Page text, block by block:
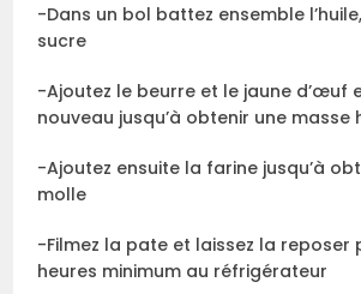
-Dans un bol battez ensemble
sucre
-Ajoutez le beurre et le jaune d’œuf
nouveau jusqu’à obtenir une masse
-Ajoutez ensuite la farine jusqu’à
molle
-Filmez la pate et laissez la reposer
heures minimum au réfrigérateur